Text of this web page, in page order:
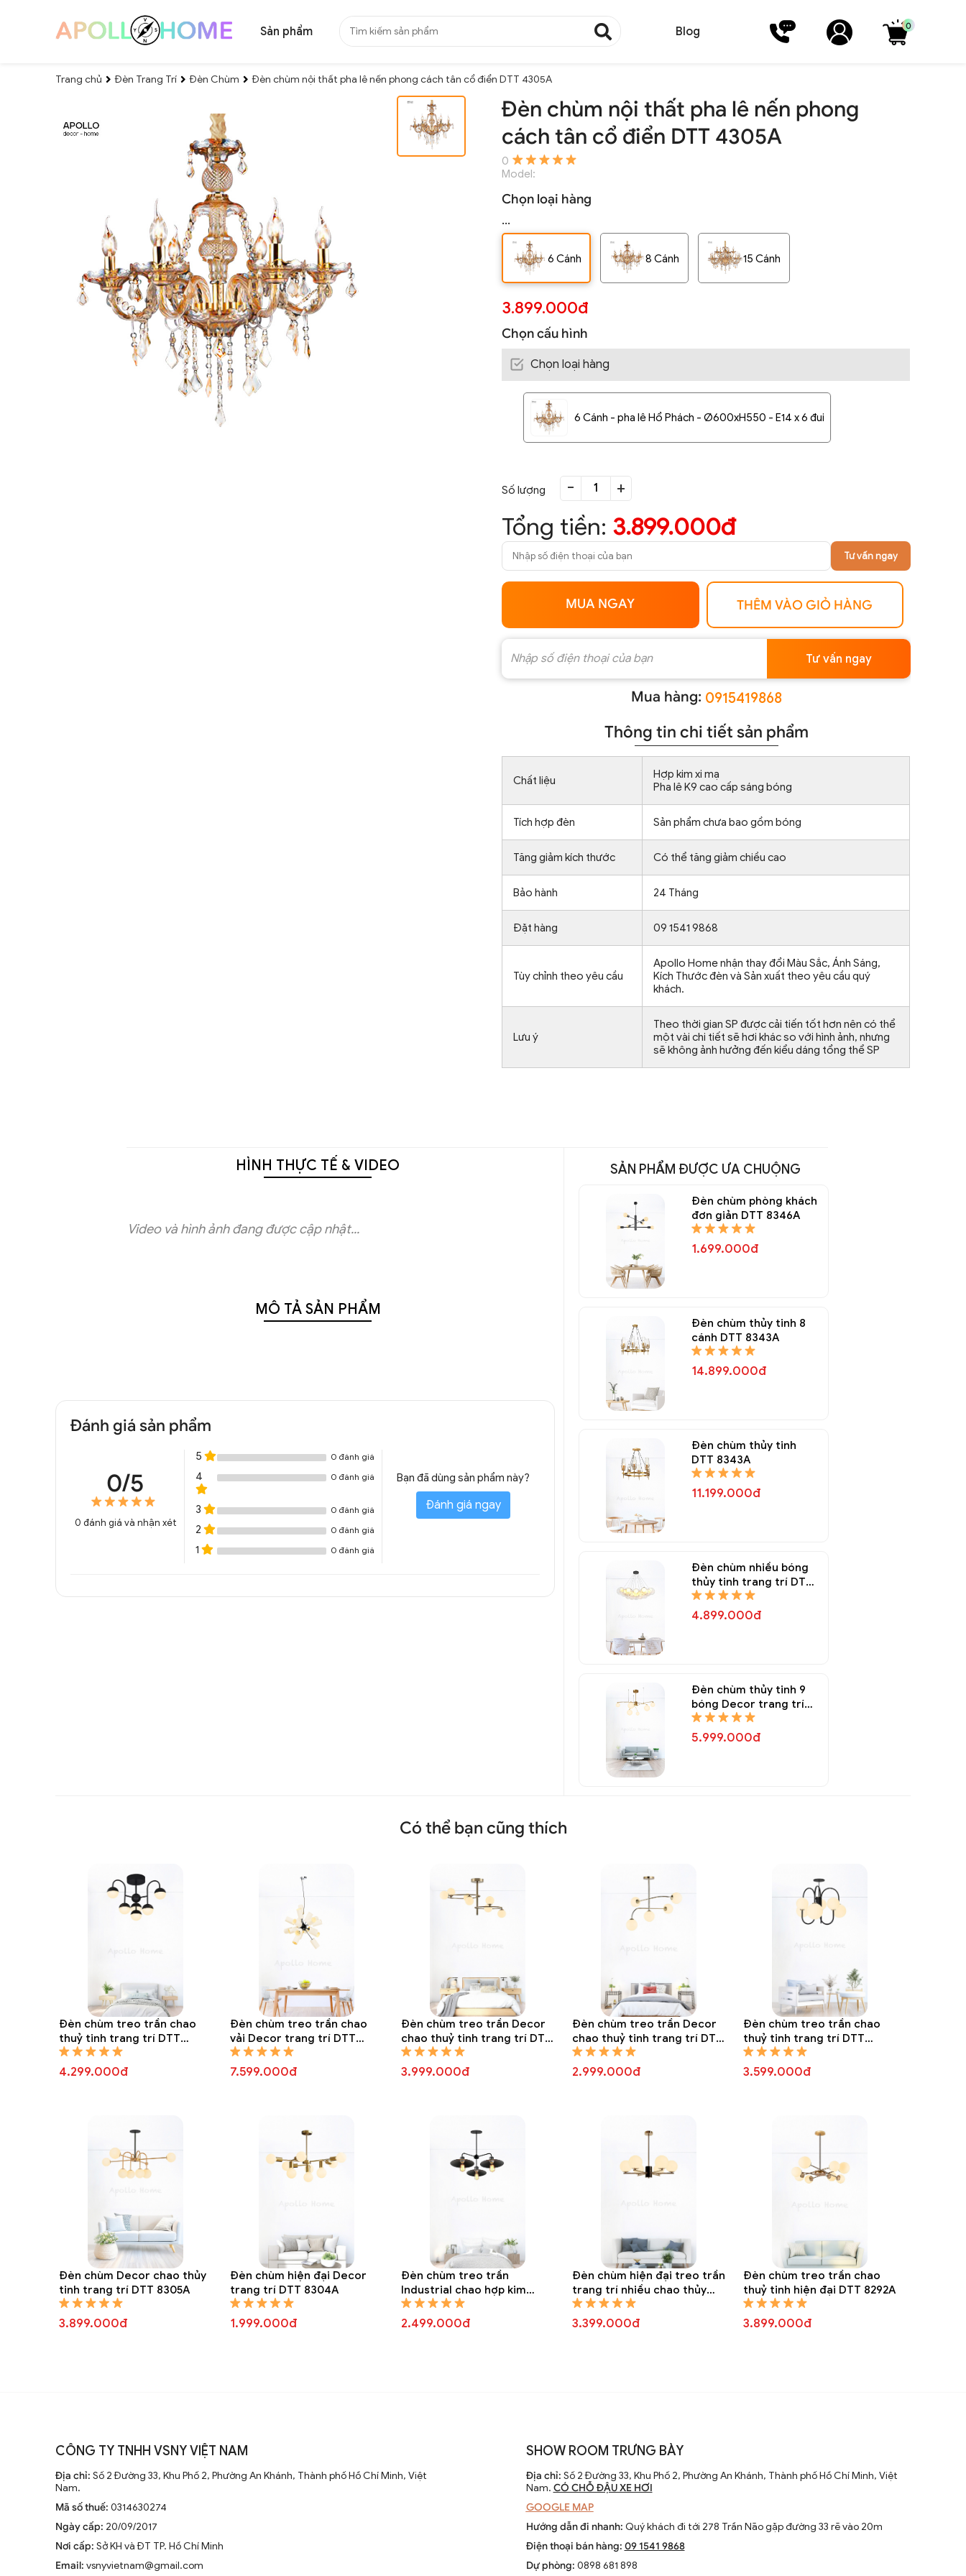
Sản phẩm Blog 0
Trang chủ Đèn Trang Trí Đèn Chùm Đèn chùm nội thất pha lê nến phong cách tân cổ điển DTT 4305A
Đèn chùm nội thất pha lê nến phong
cách tân cổ điển DTT 4305A
0
Model:
Chọn loại hàng
...
6 Cánh 8 Cánh 15 Cánh
3.899.000đ
Chọn cấu hình
Chọn loại hàng
6 Cánh - pha lê Hổ Phách - Ø600xH550 - E14 x 6 đui
Số lượng - +
Tổng tiền: 3.899.000đ
Tư vấn ngay
MUA NGAY THÊM VÀO GIỎ HÀNG
Tư vấn ngay
Mua hàng: 0915419868
Thông tin chi tiết sản phẩm
Chất liệu
Hợp kim xi mạ
Pha lê K9 cao cấp sáng bóng
Tích hợp đèn Sản phẩm chưa bao gồm bóng
Tăng giảm kích thước Có thể tăng giảm chiều cao
Bảo hành 24 Tháng
Đặt hàng 09 1541 9868
Tùy chỉnh theo yêu cầu
Apollo Home nhận thay đổi Màu Sắc, Ánh Sáng,
Kích Thước đèn và Sản xuất theo yêu cầu quý
khách.
Lưu ý
Theo thời gian SP được cải tiến tốt hơn nên có thể
một vài chi tiết sẽ hơi khác so với hình ảnh, nhưng
sẽ không ảnh hưởng đến kiểu dáng tổng thể SP
HÌNH THỰC TẾ & VIDEO
Video và hình ảnh đang được cập nhật...
MÔ TẢ SẢN PHẨM
Đánh giá sản phẩm
0/5
0 đánh giá và nhận xét
5 0 đánh giá
4 0 đánh giá
3 0 đánh giá
2 0 đánh giá
1 0 đánh giá
Bạn đã dùng sản phẩm này?
Đánh giá ngay
SẢN PHẨM ĐƯỢC ƯA CHUỘNG
Đèn chùm phòng khách
đơn giản DTT 8346A
1.699.000đ
Đèn chùm thủy tinh 8
cánh DTT 8343A
14.899.000đ
Đèn chùm thủy tinh
DTT 8343A
11.199.000đ
Đèn chùm nhiều bóng
thủy tinh trang trí DTT
8337A
4.899.000đ
Đèn chùm thủy tinh 9
bóng Decor trang trí
DTT 8335A
5.999.000đ
Có thể bạn cũng thích
Đèn chùm treo trần chao
thuỷ tinh trang trí DTT
8323A
4.299.000đ
Đèn chùm treo trần chao
vải Decor trang trí DTT
8312A
7.599.000đ
Đèn chùm treo trần Decor
chao thuỷ tinh trang trí DTT
8310A
3.999.000đ
Đèn chùm treo trần Decor
chao thuỷ tinh trang trí DTT
8309A
2.999.000đ
Đèn chùm treo trần chao
thuỷ tinh trang trí DTT
8307A
3.599.000đ
Đèn chùm Decor chao thủy
tinh trang trí DTT 8305A
3.899.000đ
Đèn chùm hiện đại Decor
trang trí DTT 8304A
1.999.000đ
Đèn chùm treo trần
Industrial chao hợp kim
trang trí DTT 8301A
2.499.000đ
Đèn chùm hiện đại treo trần
trang trí nhiều chao thủy
tinh tròn DTT 8295A
3.399.000đ
Đèn chùm treo trần chao
thuỷ tinh hiện đại DTT 8292A
3.899.000đ
CÔNG TY TNHH VSNY VIỆT NAM
Địa chỉ: Số 2 Đường 33, Khu Phố 2, Phường An Khánh, Thành phố Hồ Chí Minh, Việt
Nam.
Mã số thuế: 0314630274
Ngày cấp: 20/09/2017
Nơi cấp: Sở KH và ĐT TP. Hồ Chí Minh
Email: vsnyvietnam@gmail.com
SHOW ROOM TRƯNG BÀY
Địa chỉ: Số 2 Đường 33, Khu Phố 2, Phường An Khánh, Thành phố Hồ Chí Minh, Việt
Nam. CÓ CHỖ ĐẬU XE HƠI
GOOGLE MAP
Hướng dẫn đi nhanh: Quý khách đi tới 278 Trần Não gặp đường 33 rẽ vào 20m
Điện thoại bán hàng: 09 1541 9868
Dự phòng: 0898 681 898